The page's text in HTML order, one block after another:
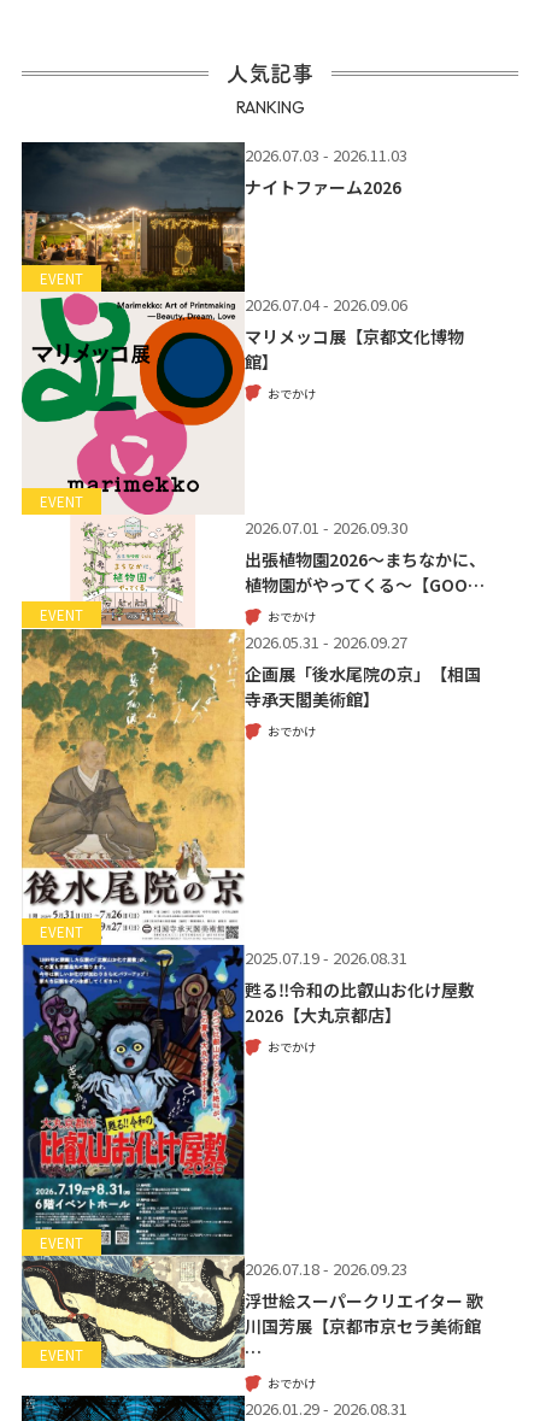
人気記事
RANKING
EVENT
2026.07.03 - 2026.11.03
ナイトファーム2026
EVENT
2026.07.04 - 2026.09.06
マリメッコ展【京都文化博物
館】
おでかけ
EVENT
2026.07.01 - 2026.09.30
出張植物園2026～まちなかに、
植物園がやってくる～【GOO…
おでかけ
EVENT
2026.05.31 - 2026.09.27
企画展「後水尾院の京」【相国
寺承天閣美術館】
おでかけ
EVENT
2025.07.19 - 2026.08.31
甦る‼令和の比叡山お化け屋敷
2026【大丸京都店】
おでかけ
EVENT
2026.07.18 - 2026.09.23
浮世絵スーパークリエイター 歌
川国芳展【京都市京セラ美術館
…
おでかけ
2026.01.29 - 2026.08.31